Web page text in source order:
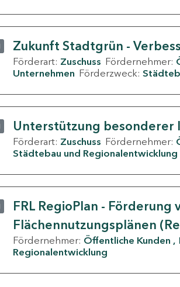
Zukunft Stadtgrün -
Förderart: Zuschuss Fördernehmer:
Unternehmen Förderzweck:
Unterstützung besonderer
Förderart: Zuschuss Fördernehmer:
Städtebau und Regionalentwicklung
FRL RegioPlan -
Flächennutzungsplänen
Fördernehmer: Öffentliche Kunden
Regionalentwicklung